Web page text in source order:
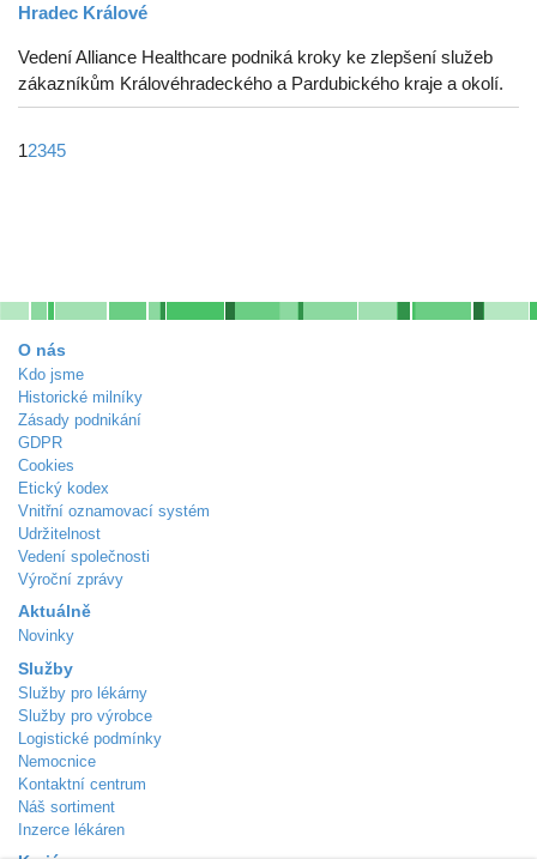
Hradec Králové
Vedení Alliance Healthcare podniká kroky ke zlepšení služeb
zákazníkům Královéhradeckého a Pardubického kraje a okolí.
12345
O nás
Kdo jsme
Historické milníky
Zásady podnikání
GDPR
Cookies
Etický kodex
Vnitřní oznamovací systém
Udržitelnost
Vedení společnosti
Výroční zprávy
Aktuálně
Novinky
Služby
Služby pro lékárny
Služby pro výrobce
Logistické podmínky
Nemocnice
Kontaktní centrum
Náš sortiment
Inzerce lékáren